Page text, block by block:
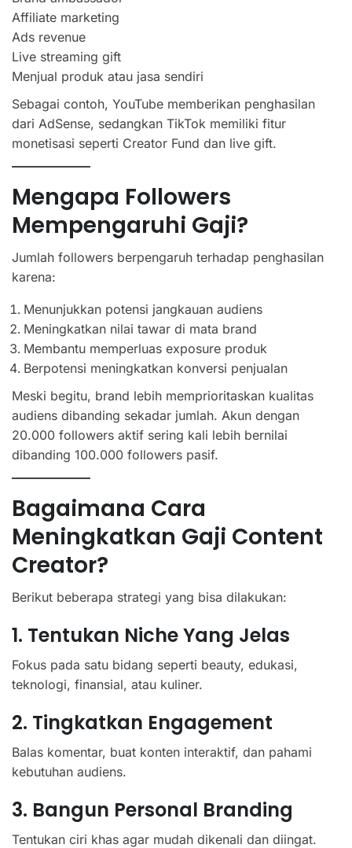
Affiliate marketing
Ads revenue
Live streaming gift
Menjual produk atau jasa sendiri
Sebagai contoh, YouTube memberikan penghasilan
dari AdSense, sedangkan TikTok memiliki fitur
monetisasi seperti Creator Fund dan live gift.
Mengapa Followers
Mempengaruhi Gaji?
Jumlah followers berpengaruh terhadap penghasilan
karena:
Menunjukkan potensi jangkauan audiens
Meningkatkan nilai tawar di mata brand
Membantu memperluas exposure produk
Berpotensi meningkatkan konversi penjualan
Meski begitu, brand lebih memprioritaskan kualitas
audiens dibanding sekadar jumlah. Akun dengan
20.000 followers aktif sering kali lebih bernilai
dibanding 100.000 followers pasif.
Bagaimana Cara
Meningkatkan Gaji Content
Creator?
Berikut beberapa strategi yang bisa dilakukan:
1. Tentukan Niche Yang Jelas
Fokus pada satu bidang seperti beauty, edukasi,
teknologi, finansial, atau kuliner.
2. Tingkatkan Engagement
Balas komentar, buat konten interaktif, dan pahami
kebutuhan audiens.
3. Bangun Personal Branding
Tentukan ciri khas agar mudah dikenali dan diingat.